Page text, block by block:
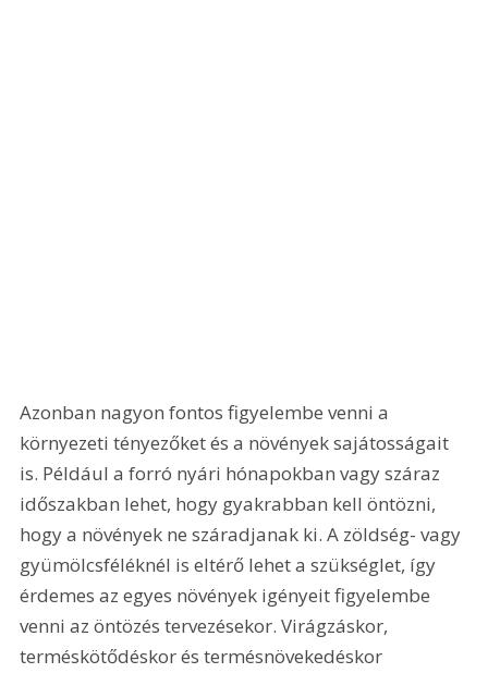
Azonban nagyon fontos figyelembe venni a
környezeti tényezőket és a növények sajátosságait
is. Például a forró nyári hónapokban vagy száraz
időszakban lehet, hogy gyakrabban kell öntözni,
hogy a növények ne száradjanak ki. A zöldség- vagy
gyümölcsféléknél is eltérő lehet a szükséglet, így
érdemes az egyes növények igényeit figyelembe
venni az öntözés tervezésekor. Virágzáskor,
terméskötődéskor és termésnövekedéskor